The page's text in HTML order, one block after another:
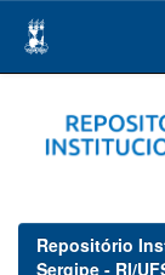
navigation
Repositório
Sergipe - RI/